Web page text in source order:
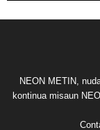
NEON METIN,
kontinua misaun